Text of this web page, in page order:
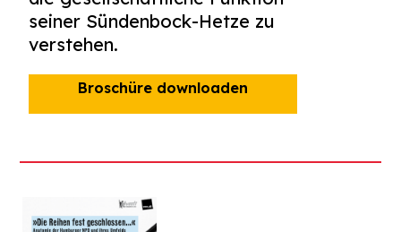
seiner Sündenbock-Hetze zu
verstehen.
Broschüre downloaden